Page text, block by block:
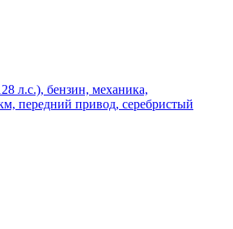
л.с.), бензин, механика,
передний привод, серебристый